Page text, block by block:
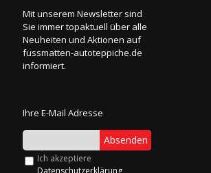
Mit unserem Newsletter sind
Sie immer topaktuell über alle
Neuheiten und Aktionen auf
fussmatten-autoteppiche.de
informiert.
Ihre E-Mail Adresse
Absenden
Ich akzeptiere
Datenschutzerklärung